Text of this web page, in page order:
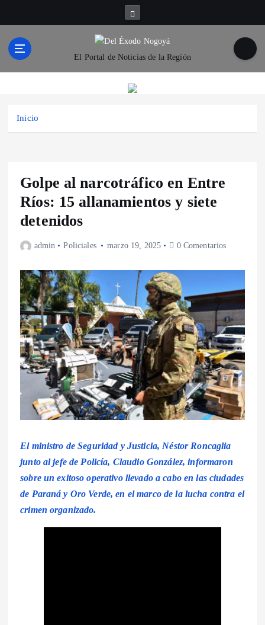
r
El Portal de Noticias de la Región
Inicio
Golpe al narcotráfico en Entre
Ríos: 15 allanamientos y siete
detenidos
admin Policiales marzo 19, 2025 0 Comentarios
El ministro de Seguridad y Justicia, Néstor Roncaglia
junto al jefe de Policía, Claudio González, informaron
sobre un exitoso operativo llevado a cabo en las ciudades
de Paraná y Oro Verde, en el marco de la lucha contra el
crimen organizado.